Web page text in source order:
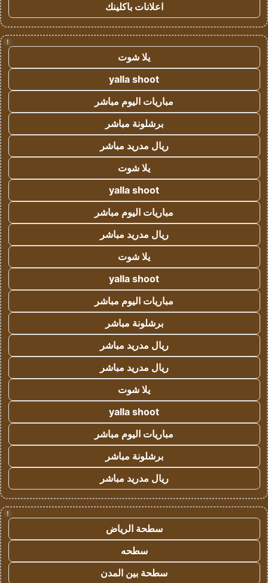
اعلانات باكلينك
!
يلا شوت
yalla shoot
مباريات اليوم مباشر
برشلونة مباشر
ريال مدريد مباشر
يلا شوت
yalla shoot
مباريات اليوم مباشر
ريال مدريد مباشر
يلا شوت
yalla shoot
مباريات اليوم مباشر
برشلونة مباشر
ريال مدريد مباشر
ريال مدريد مباشر
يلا شوت
yalla shoot
مباريات اليوم مباشر
برشلونة مباشر
ريال مدريد مباشر
!
سطحة الرياض
سطحه
سطحة بين المدن